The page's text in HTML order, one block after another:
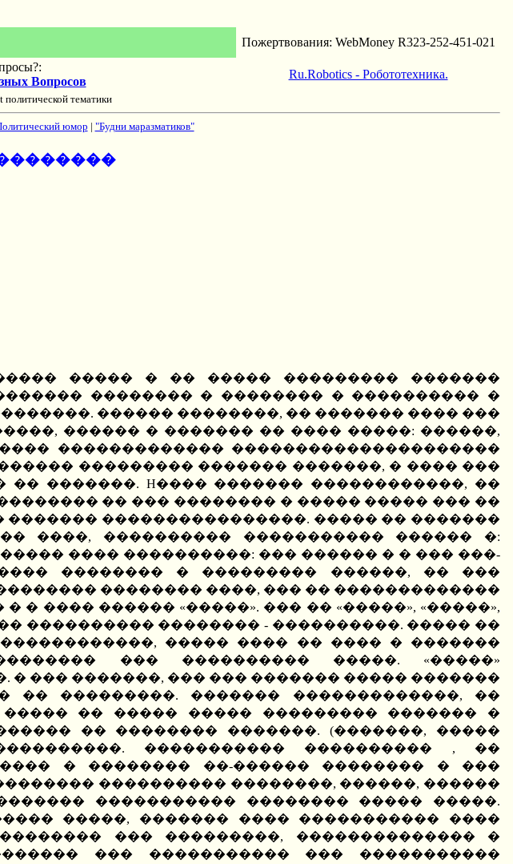
Пожертвования: WebMoney R323-252-451-021
Вопросов
Ru.Robotics - Робототехника.
тематики
юмор | "Будни маразматиков"
����� � �� ����� ��������� �������
�������� � �������� � ���������� �
������ ��������, �� ������� ���� ���
������ � ������� �� ���� �����: ������,
������������� ���������������������
��������� ������� �������, � ���� ���
�������. H���� ������� ������������, ��
�� ��� �������� � ����� ����� ��� ��
����������������. ����� �� �������
����, ���������� ����������� ������ �:
���� ����������: ��� ������ � � ��� ���-
�������� � ��������� ������, �� ���
�������� ����, ��� �� �������������
���� ������ «�����». ��� �� «�����», «�����»,
���������� �������� - ����������. ����� ��
����� ���� �� ���� � �������
��� ���������� �����. «�����»
� ��� �������, ��� ��� ������� ����� �������
���������. ������� �������������, ��
�� ����� ����� ��������� ������� �
�� �������� �������. (�������, �����
����������� ���������� , ��
� �������� ��-������ �������� � ���
���������� ��������, ������, ������
����������� �������� ����� �����.
�����, ������� ���� ����������� ����
��� ���������, �������������� �
��� ����������� ��� �����������